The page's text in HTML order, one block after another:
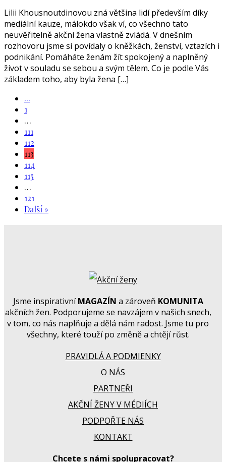
Lilii Khousnoutdinovou zná většina lidí především díky
mediální kauze, málokdo však ví, co všechno tato
neuvěřitelně akční žena vlastně zvládá. V dnešním
rozhovoru jsme si povídaly o kněžkách, ženství, vztazích i
podnikání. Pomáháte ženám žít spokojený a naplněný
život v souladu se sebou a svým tělem. Co je podle Vás
základem toho, aby byla žena […]
...
1
…
111
112
113
114
115
…
121
Další »
Jsme inspirativníMAGAZÍN a zároveň KOMUNITA
akčních žen. Podporujeme se navzájem v našich snech,
v tom, co nás naplňuje a dělá nám radost. Jsme tu pro
všechny, které touží po změně a chtějí růst.
PRAVIDLÁ A PODMIENKY
O NÁS
PARTNEŘI
AKČNÍ ŽENY V MÉDIÍCH
PODPOŘTE NÁS
KONTAKT
Chcete s námi spolupracovat?